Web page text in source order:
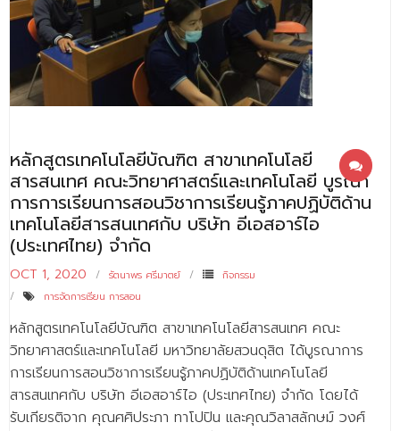
หลักสูตรเทคโนโลยีบัณฑิต สาขาเทคโนโลยี
สารสนเทศ คณะวิทยาศาสตร์และเทคโนโลยี บูรณา
การการเรียนการสอนวิชาการเรียนรู้ภาคปฏิบัติด้าน
เทคโนโลยีสารสนเทศกับ บริษัท อีเอสอาร์ไอ
(ประเทศไทย) จำกัด
OCT 1, 2020 รัตนาพร ศรีมาตย์
กิจกรรม
การจัดการเรียน การสอน
หลักสูตรเทคโนโลยีบัณฑิต สาขาเทคโนโลยีสารสนเทศ คณะ
วิทยาศาสตร์และเทคโนโลยี มหาวิทยาลัยสวนดุสิต ได้บูรณาการ
การเรียนการสอนวิชาการเรียนรู้ภาคปฏิบัติด้านเทคโนโลยี
สารสนเทศกับ บริษัท อีเอสอาร์ไอ (ประเทศไทย) จำกัด โดยได้
รับเกียรติจาก คุณศศิประภา ทาโปปิน และคุณวิลาสลักษม์ วงศ์